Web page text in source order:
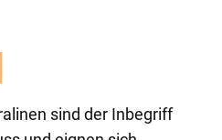
sind der Inbegriff